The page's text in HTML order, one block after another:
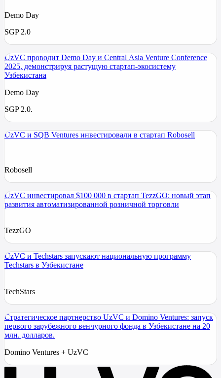
Demo Day
SGP 2.0
UzVC проводит Demo Day и Central Asia Venture Conference
2025, демонстрируя растущую стартап-экосистему
Узбекистана
Demo Day
SGP 2.0.
UzVC и SQB Ventures инвестировали в стартап Robosell
Robosell
UzVC инвестировал $100 000 в стартап TezzGO: новый этап
развития автоматизированной розничной торговли
TezzGO
UzVC и Techstars запускают национальную программу
Techstars в Узбекистане
TechStars
Стратегическое партнерство UzVC и Domino Ventures: запуск
первого зарубежного венчурного фонда в Узбекистане на 20
млн. долларов.
Domino Ventures + UzVC